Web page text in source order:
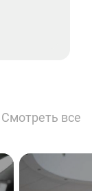
Смотреть все